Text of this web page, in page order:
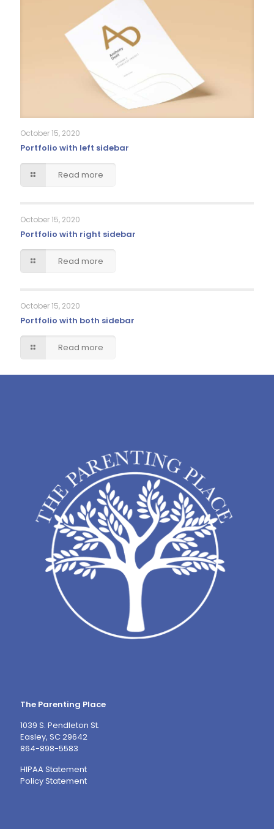
October 15, 2020
Portfolio with left sidebar
Read more
October 15, 2020
Portfolio with right sidebar
Read more
October 15, 2020
Portfolio with both sidebar
Read more
The Parenting Place
1039 S. Pendleton St.
Easley, SC 29642
864-898-5583
HIPAA Statement
Policy Statement